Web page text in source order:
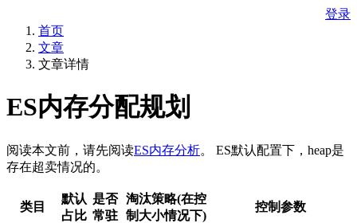
登录
首页
文章
文章详情
ES内存分配规划
阅读本文前，请先阅读ES内存分析。 ES默认配置下，heap是
存在超卖情况的。
类目
默认
占比
是否
常驻
淘汰策略(在控
制大小情况下)
控制参数